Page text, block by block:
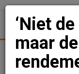
Uitgelicht
‘Niet
maar